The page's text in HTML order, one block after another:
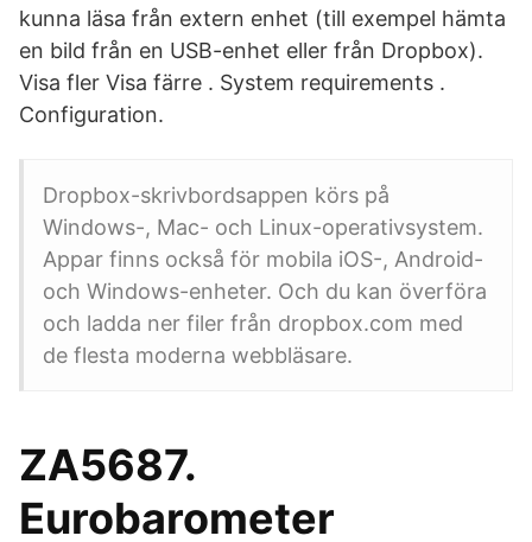
kunna läsa från extern enhet (till exempel hämta
en bild från en USB-enhet eller från Dropbox).
Visa fler Visa färre . System requirements .
Configuration.
Dropbox-skrivbordsappen körs på
Windows-, Mac- och Linux-operativsystem.
Appar finns också för mobila iOS-, Android-
och Windows-enheter. Och du kan överföra
och ladda ner filer från dropbox.com med
de flesta moderna webbläsare.
ZA5687.
Eurobarometer